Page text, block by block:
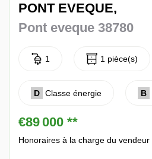
PONT EVEQUE,
Pont eveque 38780
1 1 pièce(s)
D Classe énergie B
€89 000 **
Honoraires à la charge du vendeur